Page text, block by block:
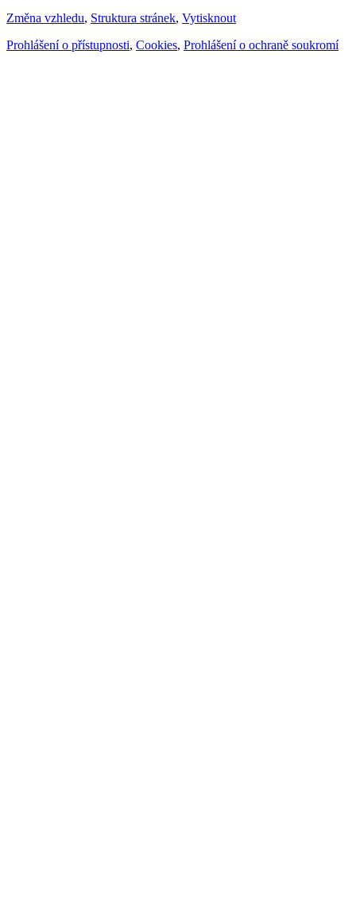
Změna vzhledu, Struktura stránek, Vytisknout
Prohlášení o přístupnosti, Cookies, Prohlášení o ochraně soukromí